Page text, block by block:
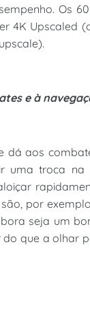
Os
4K Upscaled
e à
dá aos
troca na
por
seja um
que a olhar